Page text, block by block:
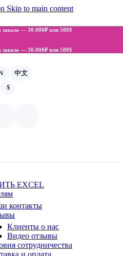
Skip to main content
заказа — 30.000₽ или 500$
заказа — 30.000₽ или 500$
中文
$
EXCEL
контакты
Клиенты о нас
Видео отзывы
сотрудничества
и оплата